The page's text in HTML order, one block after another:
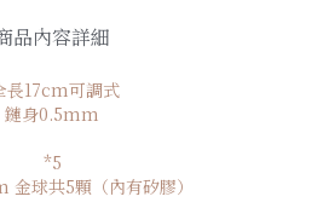
品內容詳細
長17cm可調式
鏈身0.5mm
*5
球共5顆（內有矽膠）